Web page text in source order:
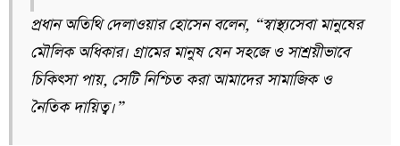
প্রধান অতিথি দেলাওয়ার হোসেন বলেন, “স্বাস্থ্যসেবা মানুষের
মৌলিক অধিকার। গ্রামের মানুষ যেন সহজে ও সাশ্রয়ীভাবে
চিকিৎসা পায়, সেটি নিশ্চিত করা আমাদের সামাজিক ও
নৈতিক দায়িত্ব।”